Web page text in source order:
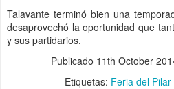
Talavante terminó bien una
desaprovechó la oportunidad que
y sus partidarios.
Publicado 11th October
Etiquetas: Feria del